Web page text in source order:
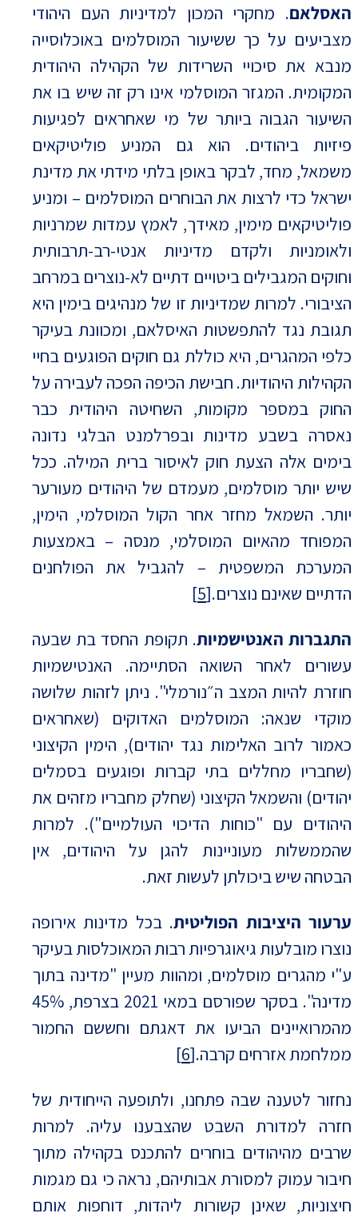
האסלאם. מחקרי המכון למדיניות העם היהודי
מצביעים על כך ששיעור המוסלמים באוכלוסייה
מנבא את סיכויי השרידות של הקהילה היהודית
המקומית. המגזר המוסלמי אינו רק זה שיש בו את
השיעור הגבוה ביותר של מי שאחראים לפגיעות
פיזיות ביהודים. הוא גם המניע פוליטיקאים
משמאל, מחד, לבקר באופן בלתי מידתי את מדינת
ישראל כדי לרצות את הבוחרים המוסלמים – ומניע
פוליטיקאים מימין, מאידך, לאמץ עמדות שמרניות
ולאומניות ולקדם מדיניות אנטי-רב-תרבותית
וחוקים המגבילים ביטויים דתיים לא-נוצרים במרחב
הציבורי. למרות שמדיניות זו של מנהיגים בימין היא
תגובת נגד להתפשטות האיסלאם, ומכוונת בעיקר
כלפי המהגרים, היא כוללת גם חוקים הפוגעים בחיי
הקהילות היהודיות. חבישת הכיפה הפכה לעבירה על
החוק במספר מקומות, השחיטה היהודית כבר
נאסרה בשבע מדינות ובפרלמנט הבלגי נדונה
בימים אלה הצעת חוק לאיסור ברית המילה. ככל
שיש יותר מוסלמים, מעמדם של היהודים מעורער
יותר. השמאל מחזר אחר הקול המוסלמי, הימין,
המפוחד מהאיום המוסלמי, מנסה – באמצעות
המערכת המשפטית – להגביל את הפולחנים
הדתיים שאינם נוצרים.[5]
התגברות האנטישמיות. תקופת החסד בת שבעה
עשורים לאחר השואה הסתיימה. האנטישמיות
חוזרת להיות המצב ה״נורמלי". ניתן לזהות שלושה
מוקדי שנאה: המוסלמים האדוקים (שאחראים
כאמור לרוב האלימות נגד יהודים), הימין הקיצוני
(שחבריו מחללים בתי קברות ופוגעים בסמלים
יהודים) והשמאל הקיצוני (שחלק מחבריו מזהים את
היהודים עם "כוחות הדיכוי העולמיים"). למרות
שהממשלות מעוניינות להגן על היהודים, אין
הבטחה שיש ביכולתן לעשות זאת.
ערעור היציבות הפוליטית. בכל מדינות אירופה
נוצרו מובלעות גיאוגרפיות רבות המאוכלסות בעיקר
ע"י מהגרים מוסלמים, ומהוות מעיין "מדינה בתוך
מדינה". בסקר שפורסם במאי 2021 בצרפת, 45%
מהמרואיינים הביעו את דאגתם וחששם החמור
ממלחמת אזרחים קרבה.[6]
נחזור לטענה שבה פתחנו, ולתופעה הייחודית של
חזרה למדורת השבט שהצבענו עליה. למרות
שרבים מהיהודים בוחרים להתכנס בקהילה מתוך
חיבור עמוק למסורת אבותיהם, נראה כי גם מגמות
חיצוניות, שאינן קשורות ליהדות, דוחפות אותם